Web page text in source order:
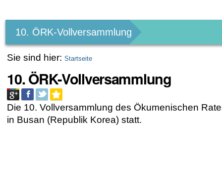
Werkzeuge
10. ÖRK-Vollversammlung
Sie sind hier: Startseite
10. ÖRK-Vollversammlung
Die 10. Vollversammlung des Ökumenischen
in Busan (Republik Korea) statt.